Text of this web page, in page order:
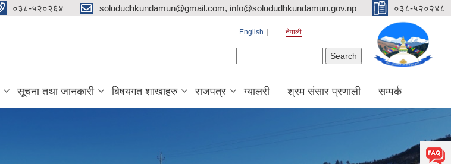
०३८-५२०२६४ solududhkundamun@gmail.com, info@solududhkundamun.gov.np ०३८-५२०२४८
English नेपाली
सूचना तथा जानकारी बिषयगत शाखाहरु राजपत्र ग्यालरी श्रम संसार प्रणाली सम्पर्क